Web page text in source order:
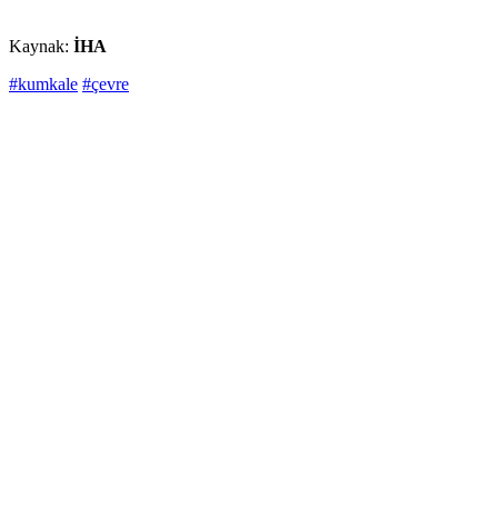
Kaynak: İHA
#kumkale #çevre